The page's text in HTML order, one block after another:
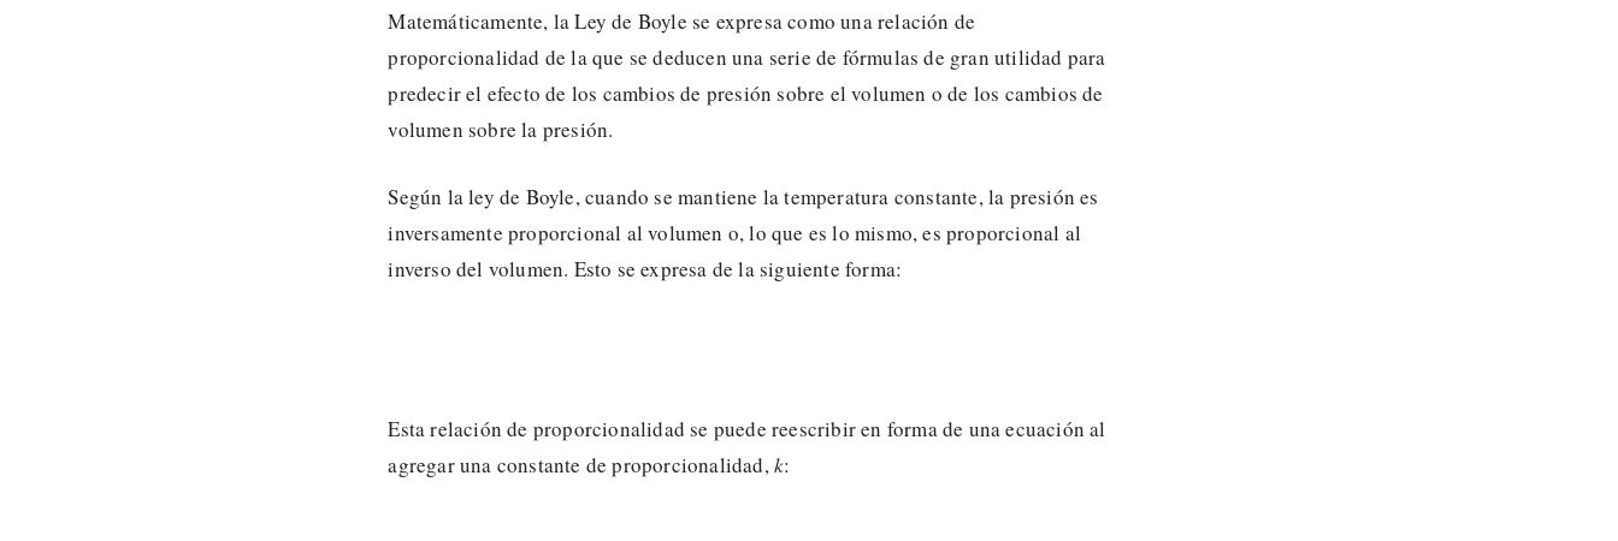
Matemáticamente, la Ley de Boyle se expresa como una relación de
proporcionalidad de la que se deducen una serie de fórmulas de gran utilidad para
predecir el efecto de los cambios de presión sobre el volumen o de los cambios de
volumen sobre la presión.
Según la ley de Boyle, cuando se mantiene la temperatura constante, la presión es
inversamente proporcional al volumen o, lo que es lo mismo, es proporcional al
inverso del volumen. Esto se expresa de la siguiente forma:
Esta relación de proporcionalidad se puede reescribir en forma de una ecuación al
agregar una constante de proporcionalidad,k: